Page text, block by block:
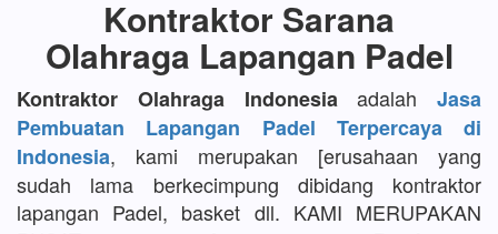
Kontraktor Sarana
Olahraga Lapangan Padel
Kontraktor Olahraga Indonesia adalah Jasa
Pembuatan Lapangan Padel Terpercaya di
Indonesia, kami merupakan [erusahaan yang
sudah lama berkecimpung dibidang kontraktor
lapangan Padel, basket dll. KAMI MERUPAKAN